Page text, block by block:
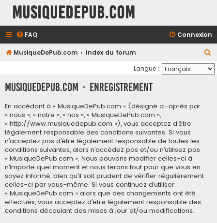
MusiqueDePub.com
FAQ Connexion
MusiqueDePub.com Index du forum
e
c
Langue :
MusiqueDePub.com - Enregistrement
En accédant à « MusiqueDePub.com » (désigné ci-après par
« nous », « notre », « nos », « MusiqueDePub.com »,
« http://www.musiquedepub.com »), vous acceptez d’être
légalement responsable des conditions suivantes. Si vous
n’acceptez pas d’être légalement responsable de toutes les
conditions suivantes, alors n’accédez pas et/ou n’utilisez pas
« MusiqueDePub.com ». Nous pouvons modifier celles-ci à
n’importe quel moment et nous ferons tout pour que vous en
soyez informé, bien qu’il soit prudent de vérifier régulièrement
celles-ci par vous-même. Si vous continuez d’utiliser
« MusiqueDePub.com » alors que des changements ont été
effectués, vous acceptez d’être légalement responsable des
conditions découlant des mises à jour et/ou modifications.